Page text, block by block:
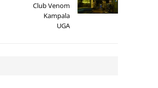
Club Venom
Kampala
UGA